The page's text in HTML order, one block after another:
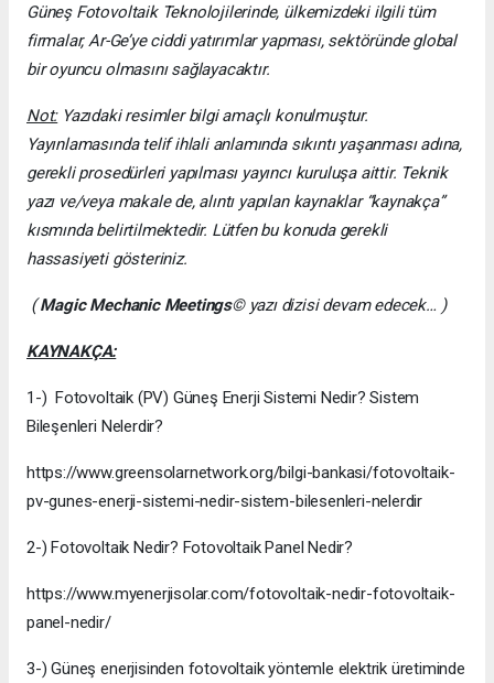
Güneş Fotovoltaik Teknolojilerinde, ülkemizdeki ilgili tüm
firmalar, Ar-Ge’ye ciddi yatırımlar yapması, sektöründe global
bir oyuncu olmasını sağlayacaktır.
Not:Yazıdaki resimler bilgi amaçlı konulmuştur.
Yayınlamasında telif ihlali anlamında sıkıntı yaşanması adına,
gerekli prosedürleri yapılması yayıncı kuruluşa aittir. Teknik
yazı ve/veya makale de, alıntı yapılan kaynaklar “kaynakça”
kısmında belirtilmektedir. Lütfen bu konuda gerekli
hassasiyeti gösteriniz.
(Magic Mechanic Meetings© yazı dizisi devam edecek… )
KAYNAKÇA:
1-) Fotovoltaik (PV) Güneş Enerji Sistemi Nedir? Sistem
Bileşenleri Nelerdir?
https://www.greensolarnetwork.org/bilgi-bankasi/fotovoltaik-
pv-gunes-enerji-sistemi-nedir-sistem-bilesenleri-nelerdir
2-) Fotovoltaik Nedir? Fotovoltaik Panel Nedir?
https://www.myenerjisolar.com/fotovoltaik-nedir-fotovoltaik-
panel-nedir/
3-) Güneş enerjisinden fotovoltaik yöntemle elektrik üretiminde